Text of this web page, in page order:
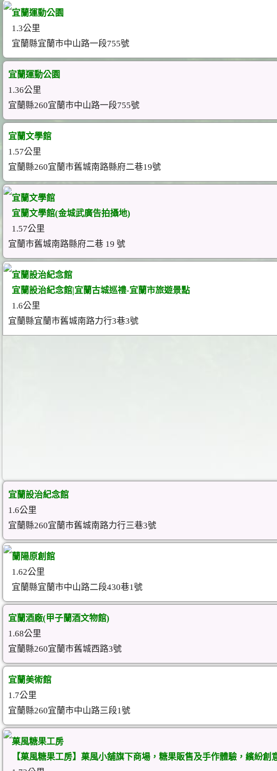
宜蘭運動公園
1.3公里
宜蘭縣宜蘭市中山路一段755號
宜蘭運動公園
1.36公里
宜蘭縣260宜蘭市中山路一段755號
宜蘭文學館
1.57公里
宜蘭縣260宜蘭市舊城南路縣府二巷19號
宜蘭文學館
宜蘭文學館(金城武廣告拍攝地)
1.57公里
宜蘭市舊城南路縣府二巷 19 號
宜蘭設治紀念館
宜蘭設治紀念館|宜蘭古城巡禮-宜蘭市旅遊景點
1.6公里
宜蘭縣宜蘭市舊城南路力行3巷3號
宜蘭設治紀念館
1.6公里
宜蘭縣260宜蘭市舊城南路力行三巷3號
蘭陽原創館
1.62公里
宜蘭縣宜蘭市中山路二段430巷1號
宜蘭酒廠(甲子蘭酒文物館)
1.68公里
宜蘭縣260宜蘭市舊城西路3號
宜蘭美術館
1.7公里
宜蘭縣260宜蘭市中山路三段1號
菓風糖果工房
【菓風糖果工房】菓風小舖旗下商場，糖果販售及手作體驗，繽紛